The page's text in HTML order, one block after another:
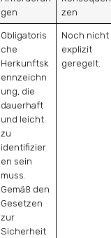
gen
zen
Obligatoris
che
Herkunftsk
ennzeichn
ung, die
dauerhaft
und leicht
zu
identifizier
en sein
muss.
Gemäß den
Gesetzen
zur
Sicherheit
Noch nicht
explizit
geregelt.